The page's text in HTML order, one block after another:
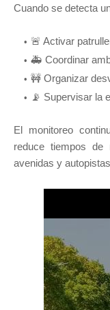
Cuando se detecta
🚨 Activar
🚑 Coordinar
🚧 Organizar
📡 Supervisar la
El monitoreo
reduce tiempos de
avenidas y